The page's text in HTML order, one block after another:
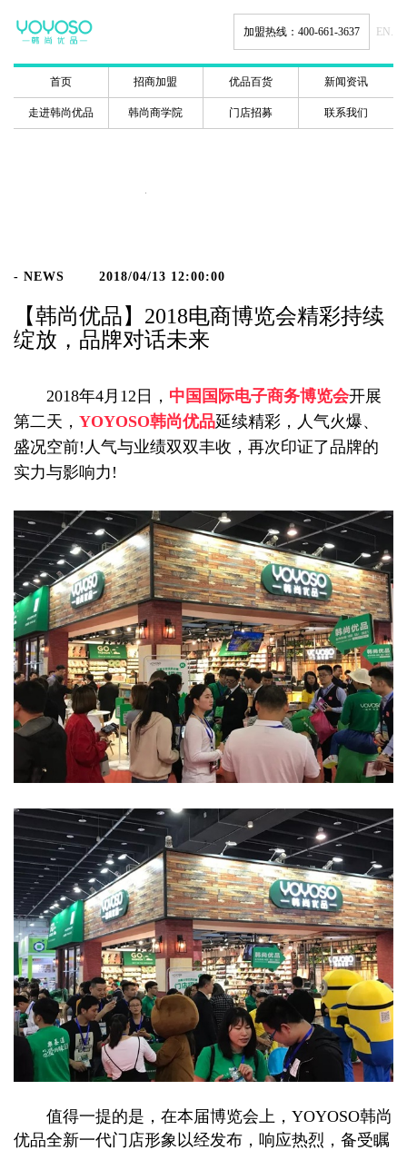
加盟热线：400-661-3637 EN.
首页 招商加盟 优品百货 新闻资讯
走进韩尚优品 韩尚商学院 门店招募 联系我们
- NEWS 2018/04/13 12:00:00
【韩尚优品】2018电商博览会精彩持续
绽放，品牌对话未来
2018年4月12日， 中国国际电子商务博览会开展
第二天， YOYOSO韩尚优品延续精彩，人气火爆、
盛况空前!人气与业绩双双丰收，再次印证了品牌的
实力与影响力!
值得一提的是，在本届博览会上，YOYOSO韩尚
优品全新一代门店形象以经发布，响应热烈，备受瞩